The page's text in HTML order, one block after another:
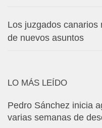
Los juzgados
de nuevos asuntos
LO MÁS LEÍDO
Pedro Sánchez inicia
varias semanas de